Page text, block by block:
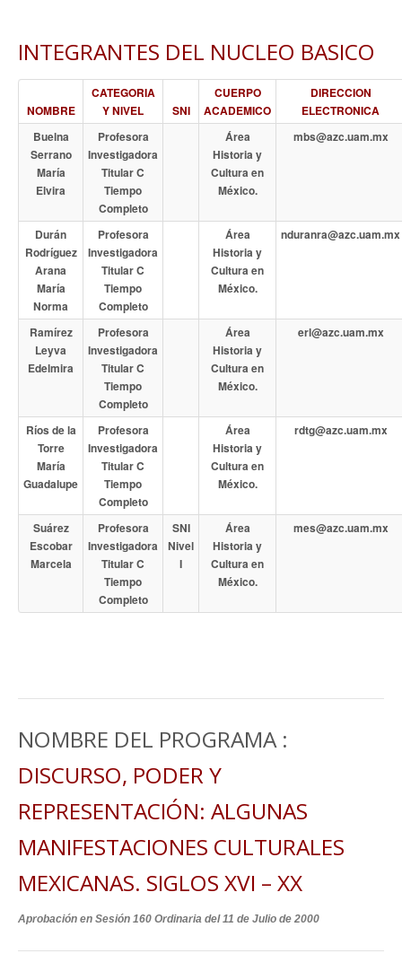
INTEGRANTES DEL NUCLEO BASICO
NOMBRE
CATEGORIA
Y NIVEL
SNI
CUERPO
ACADEMICO
DIRECCION
ELECTRONICA
Buelna
Serrano
María
Elvira
Profesora
Investigadora
Titular C
Tiempo
Completo
Área
Historia y
Cultura en
México.
mbs@azc.uam.mx
Durán
Rodríguez
Arana
María
Norma
Profesora
Investigadora
Titular C
Tiempo
Completo
Área
Historia y
Cultura en
México.
nduranra@azc.uam.mx
Ramírez
Leyva
Edelmira
Profesora
Investigadora
Titular C
Tiempo
Completo
Área
Historia y
Cultura en
México.
erl@azc.uam.mx
Ríos de la
Torre
María
Guadalupe
Profesora
Investigadora
Titular C
Tiempo
Completo
Área
Historia y
Cultura en
México.
rdtg@azc.uam.mx
Suárez
Escobar
Marcela
Profesora
Investigadora
Titular C
Tiempo
Completo
SNI
Nivel
I
Área
Historia y
Cultura en
México.
mes@azc.uam.mx
NOMBRE DEL PROGRAMA :
DISCURSO, PODER Y
REPRESENTACIÓN: ALGUNAS
MANIFESTACIONES CULTURALES
MEXICANAS. SIGLOS XVI – XX
Aprobación en Sesión 160 Ordinaria del 11 de Julio de 2000